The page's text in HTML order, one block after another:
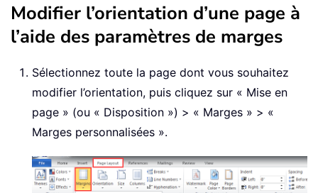
Modifier l’orientation d’une page à
l’aide des paramètres de marges
Sélectionnez toute la page dont vous souhaitez
modifier l’orientation, puis cliquez sur « Mise en
page » (ou « Disposition ») > « Marges » > «
Marges personnalisées ».